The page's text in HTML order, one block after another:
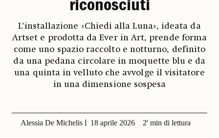
riconosciuti
L’installazione «Chiedi alla Luna», ideata da
Artset e prodotta da Ever in Art, prende forma
come uno spazio raccolto e notturno, definito
da una pedana circolare in moquette blu e da
una quinta in velluto che avvolge il visitatore
in una dimensione sospesa
Alessia De Michelis 18 aprile 2026 2' min di lettura